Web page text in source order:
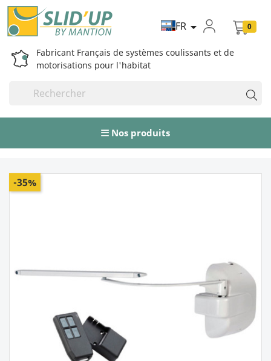
Fabricant Français de systèmes coulissants et de
motorisations pour l'habitat
FR  0
Nos produits
-35%